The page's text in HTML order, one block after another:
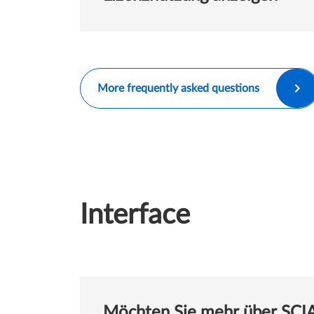
More frequently asked questions
Interface